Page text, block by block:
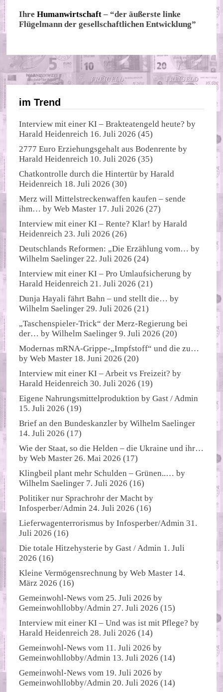
IhreHumanwirtschaft – “der äußerste linke
Flügelmann der gesellschaftlichen Entwicklung”
im Trend
Interview mit einer KI – Brakteatengeld heute? by
Harald Heidenreich 16. Juli 2026 (45)
2777 Euro Erziehungsgehalt aus Bodenrente by
Harald Heidenreich 10. Juli 2026 (35)
Chatkontrolle durch die Hintertür byHarald
Heidenreich 18. Juli 2026 (30)
Merz will Mittelstreckenwaffen kaufen – sende
ihm… byWeb Master 17. Juli 2026 (27)
Interview mit einer KI – Rente? Klar! byHarald
Heidenreich 23. Juli 2026 (26)
Deutschlands Reformen: „Die Erzählung vom… by
Wilhelm Saelinger 22. Juli 2026 (24)
Interview mit einer KI – Pro Umlaufsicherung by
Harald Heidenreich 21. Juli 2026 (21)
Dunja Hayali fährt Bahn – und stellt die… by
Wilhelm Saelinger 29. Juli 2026 (21)
„Taschenspieler-Trick“ der Merz-Regierung bei
der… byWilhelm Saelinger 9. Juli 2026 (20)
Modernas mRNA-Grippe-„Impfstoff“ und die zu…
byWeb Master 18. Juni 2026 (20)
Interview mit einer KI – Arbeit vs Freizeit? by
Harald Heidenreich 30. Juli 2026 (19)
Eigene Nahrungsmittelproduktion byGast / Admin
15. Juli 2026 (19)
Brief an den Bundeskanzler byWilhelm Saelinger
14. Juli 2026 (17)
Wie der Staat, so die Helden – die Ukraine und ihr…
byWeb Master 26. Mai 2026 (17)
Klingbeil plant mehr Schulden – Grünen..… by
Wilhelm Saelinger 7. Juli 2026 (16)
Politiker nur Sprachrohr der Macht by
Infosperber/Admin 24. Juli 2026 (16)
Lieferwagenterrorismus byInfosperber/Admin 31.
Juli 2026 (16)
Die totale Hitzehysterie byGast / Admin 1. Juli
2026 (16)
Kleine Vermögensrechnung byWeb Master 14.
März 2026 (16)
Gemeinwohl-News vom 25. Juli 2026 by
Gemeinwohllobby/Admin 27. Juli 2026 (15)
Interview mit einer KI – Und was ist mit Pflege? by
Harald Heidenreich 28. Juli 2026 (14)
Gemeinwohl-News vom 11. Juli 2026 by
Gemeinwohllobby/Admin 13. Juli 2026 (14)
Gemeinwohl-News vom 19. Juli 2026 by
Gemeinwohllobby/Admin 20. Juli 2026 (14)